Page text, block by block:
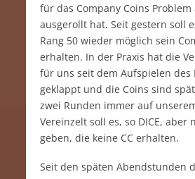
für das Company Coins Problem
ausgerollt hat. Seit gestern soll
Rang 50 wieder möglich sein
erhalten. In der Praxis hat die
für uns seit dem Aufspielen des
geklappt und die Coins sind
zwei Runden immer auf
Vereinzelt soll es, so DICE, aber
geben, die keine CC erhalten.
Seit den späten Abendstunden